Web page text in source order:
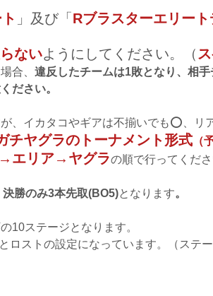
」及び「 Rブラスターエリート
ないようにしてください。（
合、 違反したチームは1敗となり、相
ださい。
、イカタコやギアは不揃いでも️⭕️、リ
チヤグラのトーナメント形式 （
エリア→ヤグラの順で行ってくださ
決勝のみ3本先取(BO5)となります。
10ステージとなります。
ロストの設定になっています。（ステ